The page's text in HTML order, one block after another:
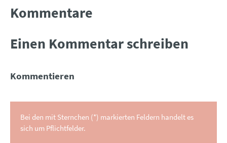
Kommentare
Einen Kommentar schreiben
Kommentieren
Bei den mit Sternchen (*) markierten Feldern handelt es
sich um Pflichtfelder.